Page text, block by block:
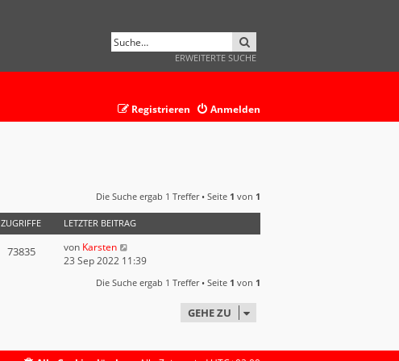
ERWEITERTE SUCHE
Anmelden
Registrieren
Die Suche ergab 1 Treffer • Seite 1 von 1
ZUGRIFFE LETZTER BEITRAG
73835 von Karsten
23 Sep 2022 11:39
Die Suche ergab 1 Treffer • Seite 1 von 1
GEHE ZU